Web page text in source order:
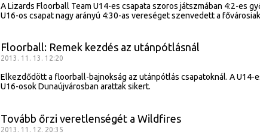
A Lizards Floorball Team U14-es csapata szoros játszmában 4:2-es
U16-os csapat nagy arányú 4:30-as vereséget szenvedett a
Floorball: Remek kezdés az utánpótlásnál
2013. 11. 13. 12:20
Elkezdődött a floorball-bajnokság az utánpótlás csapatoknál. A U14-
U16-osok Dunaújvárosban arattak sikert.
Tovább őrzi veretlenségét a Wildfires
2013. 11. 12. 20:35